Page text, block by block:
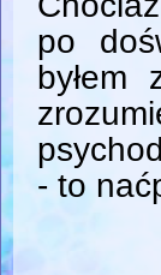
po
byłem
- to